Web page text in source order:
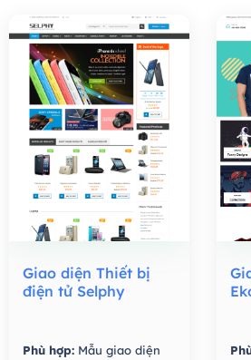
Giao diện Thiết bị
điện tử Selphy
Phù hợp: Mẫu giao diện